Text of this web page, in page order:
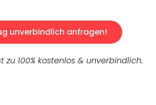
unverbindlich anfragen!
zu 100% kostenlos & unverbindlich.